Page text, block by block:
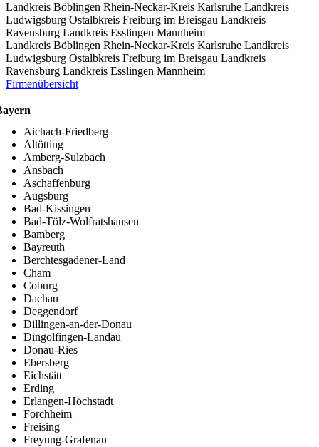
Landkreis Böblingen Rhein-Neckar-Kreis Karlsruhe Landkreis
Ludwigsburg Ostalbkreis Freiburg im Breisgau Landkreis
Ravensburg Landkreis Esslingen Mannheim
Landkreis Böblingen Rhein-Neckar-Kreis Karlsruhe Landkreis
Ludwigsburg Ostalbkreis Freiburg im Breisgau Landkreis
Ravensburg Landkreis Esslingen Mannheim
Firmenübersicht
Aichach-Friedberg
Altötting
Amberg-Sulzbach
Ansbach
Aschaffenburg
Augsburg
Bad-Kissingen
Bad-Tölz-Wolfratshausen
Bamberg
Bayreuth
Berchtesgadener-Land
Cham
Coburg
Dachau
Deggendorf
Dillingen-an-der-Donau
Dingolfingen-Landau
Donau-Ries
Ebersberg
Eichstätt
Erding
Erlangen-Höchstadt
Forchheim
Freising
Freyung-Grafenau